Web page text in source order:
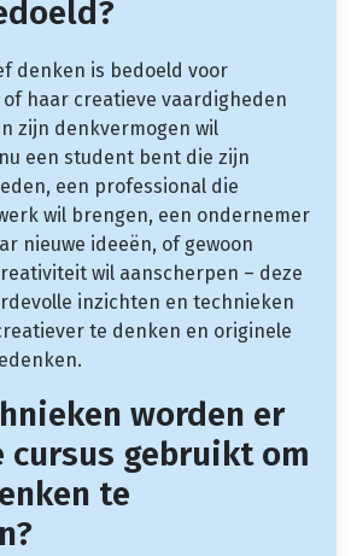
denken is bedoeld voor
haar creatieve vaardigheden
zijn denkvermogen wil
een student bent die zijn
een professional die
wil brengen, een ondernemer
nieuwe ideeën, of gewoon
wil aanscherpen – deze
inzichten en technieken
te denken en originele
worden er
gebruikt om
te